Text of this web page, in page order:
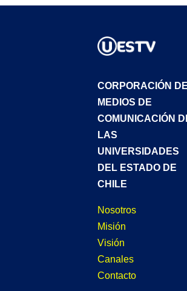
CORPORACIÓN DE
MEDIOS DE
COMUNICACIÓN
LAS
UNIVERSIDADES
DEL ESTADO DE
CHILE
Nosotros
Misión
Visión
Canales
Contacto